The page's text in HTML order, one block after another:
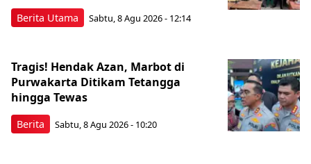
Berita Utama Sabtu, 8 Agu 2026 - 12:14
Berita
Tragis! Hendak Azan, Marbot di
Purwakarta Ditikam Tetangga
hingga Tewas
Sabtu, 8 Agu 2026 - 10:20